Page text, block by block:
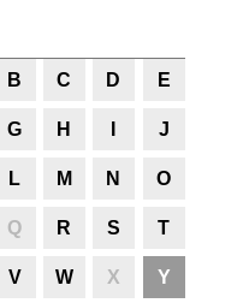
B C D E
G H J
L M N O
Q R S T
V W X Y